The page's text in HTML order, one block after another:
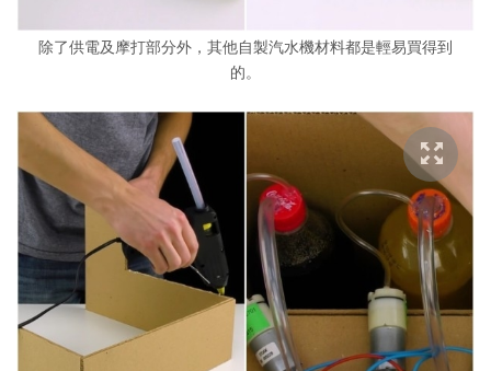
除了供電及摩打部分外，其他自製汽水機材料都是輕易買得到
的。